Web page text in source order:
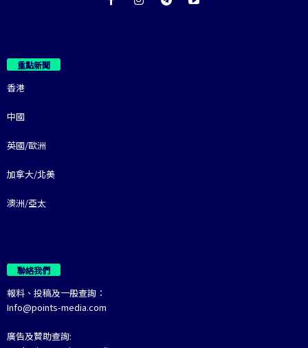
重點新聞
香港
中國
英國/歐洲
加拿大/北美
澳洲/亞太
聯絡我們
報料、投稿及一般查詢：
Info@points-media.com
廣告及贊助查詢: